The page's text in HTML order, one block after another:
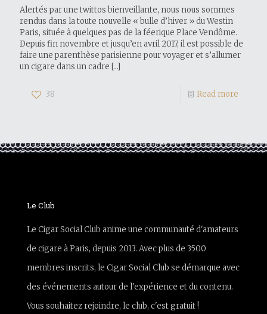
Alertés par une twittos bienveillante, nous nous sommes
rendus dans la toute nouvelle « bulle d’hiver » du Westin
Paris, située à quelques pas de la féerique Place Vendôme.
Depuis fin novembre et jusqu’en avril 2017, il est possible de
faire une parenthèse parisienne pour voyager et s’allumer
un cigare dans un cadre […]
38 Read more
Le Club
Le Cigar Social Club anime une communauté d'amateurs
de cigare à Paris, depuis 2013. Avec plus de 3500
membres inscrits, le Cigar Social Club se démarque avec
des événements autour de l'expérience et du contenu.
Vous souhaitez rejoindre, le club, c'est gratuit !